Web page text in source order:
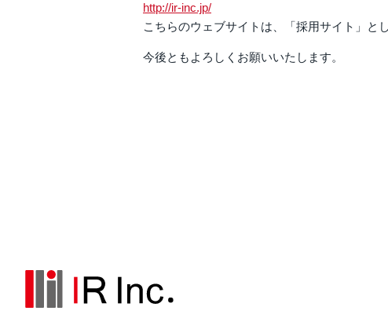
http://ir-inc.jp/
こちらのウェブサイトは、「採用サイト」と
今後ともよろしくお願いいたします。